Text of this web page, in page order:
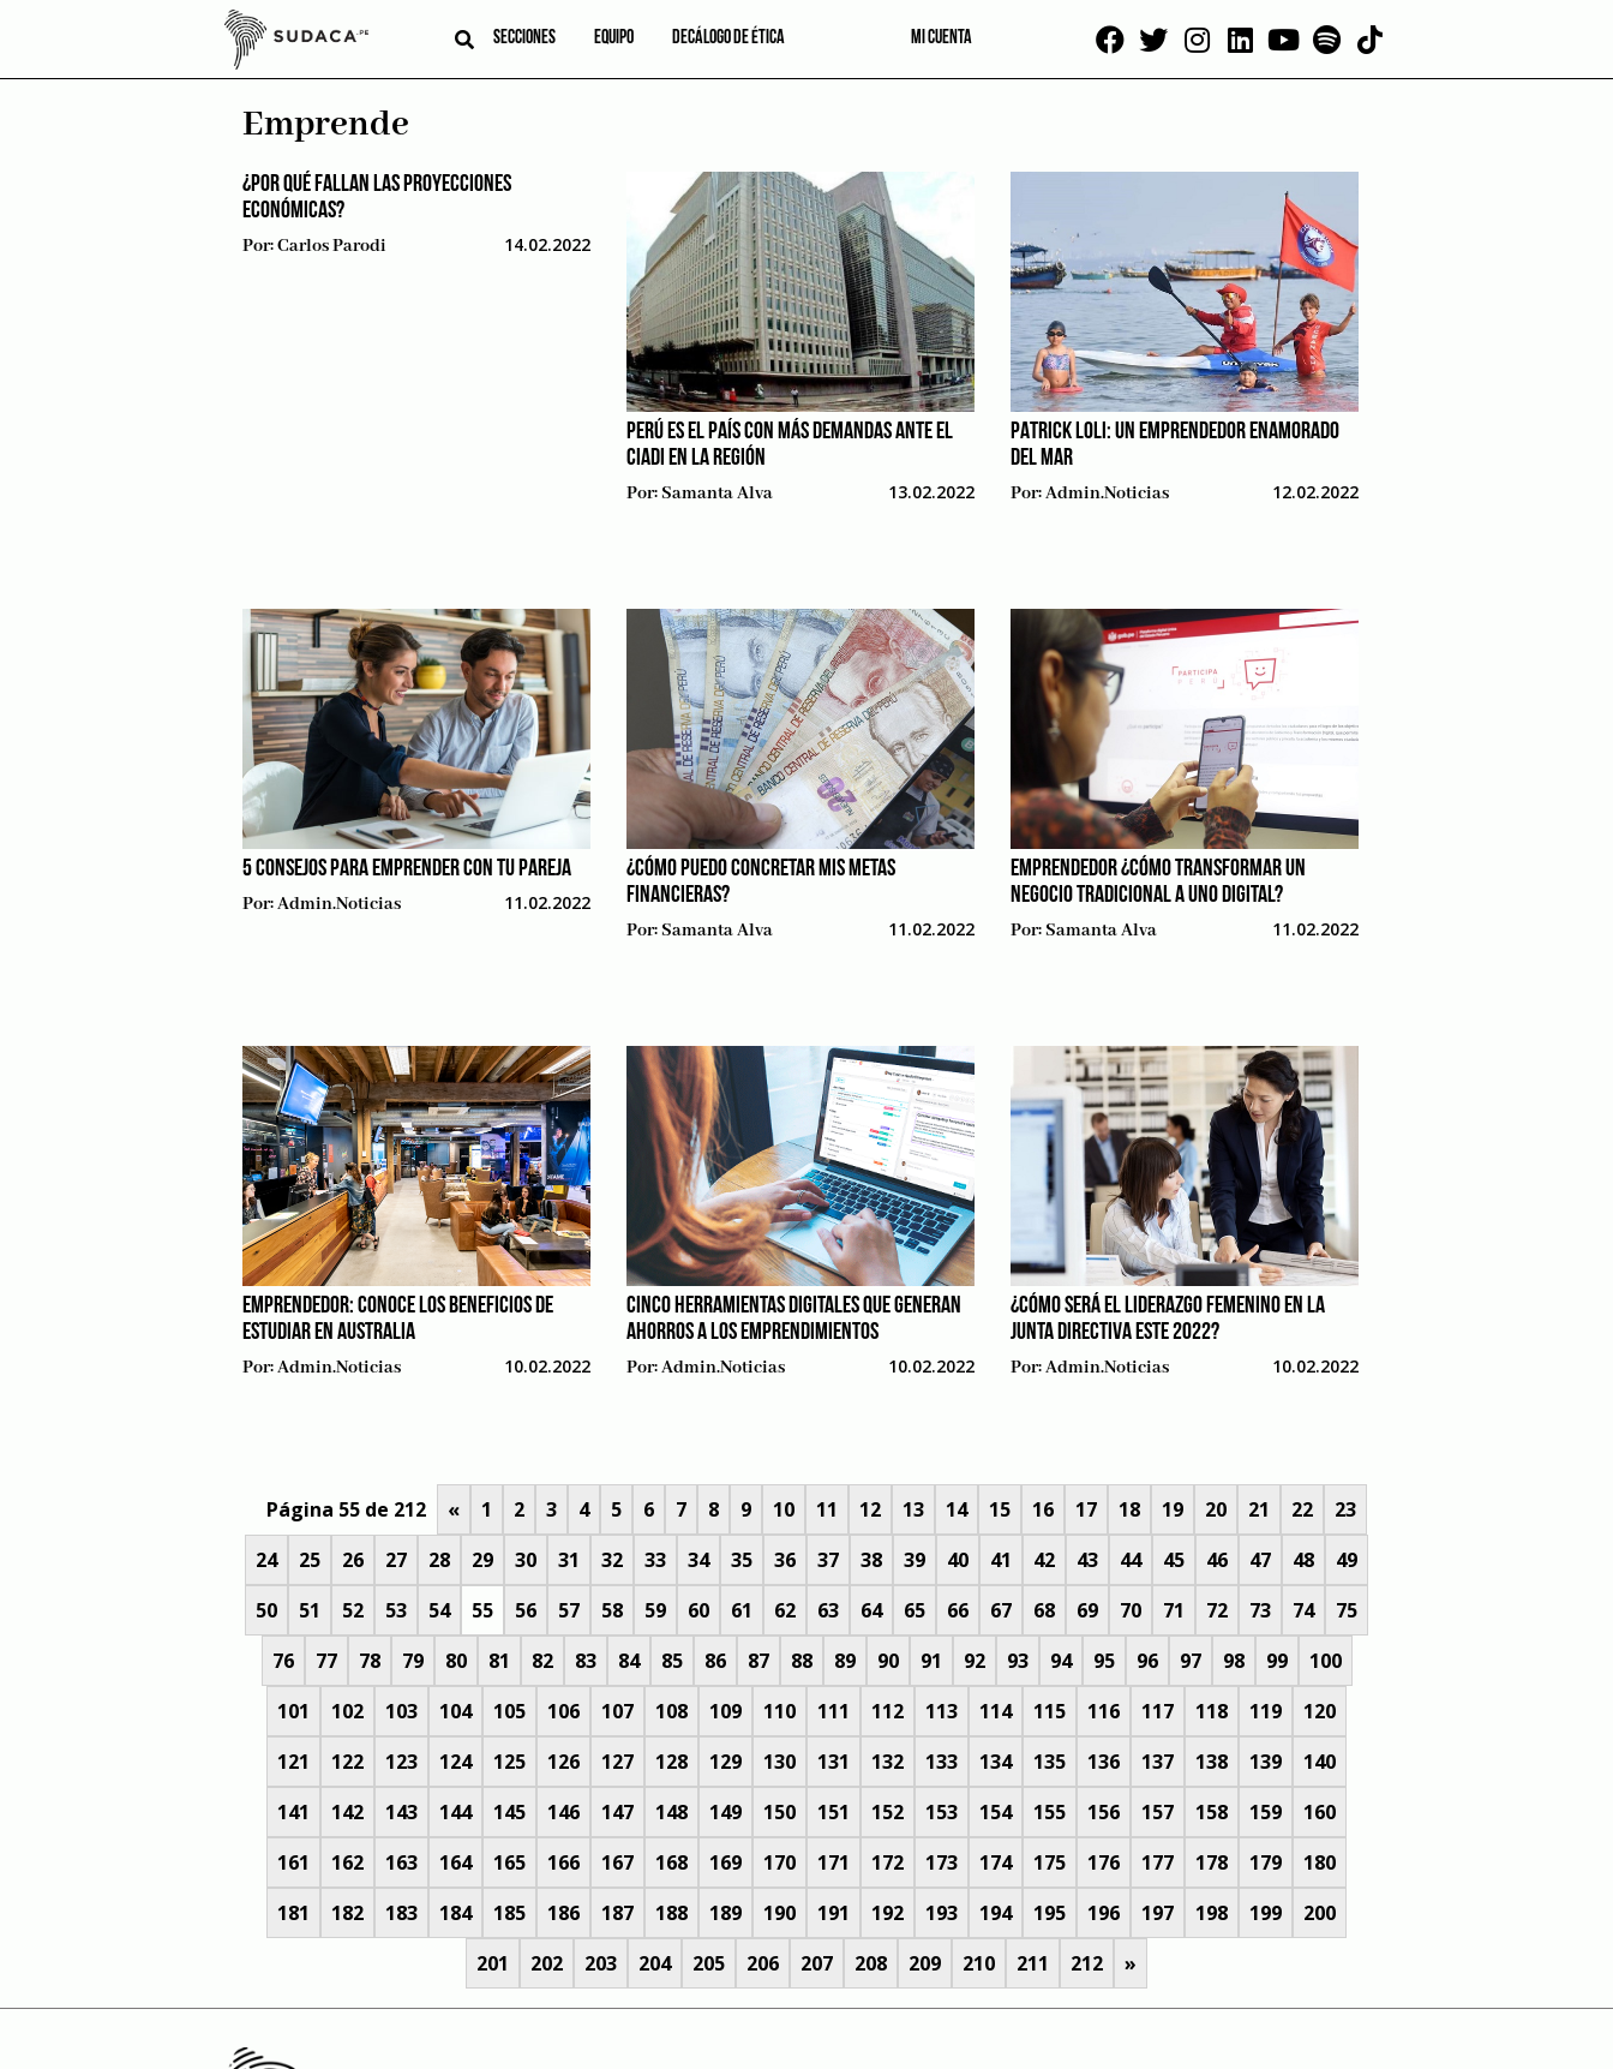
SECCIONES EQUIPO DECÁLOGO DE ÉTICA MI CUENTA
Emprende
¿POR QUÉ FALLAN LAS PROYECCIONES
ECONÓMICAS?
Por:Carlos Parodi 14.02.2022
PERÚ ES EL PAÍS CON MÁS DEMANDAS ANTE EL
CIADI EN LA REGIÓN
Por:Samanta Alva 13.02.2022
PATRICK LOLI: UN EMPRENDEDOR ENAMORADO
DEL MAR
Por:Admin.noticias 12.02.2022
5 CONSEJOS PARA EMPRENDER CON TU PAREJA
Por:Admin.noticias 11.02.2022
¿CÓMO PUEDO CONCRETAR MIS METAS
FINANCIERAS?
Por:Samanta Alva 11.02.2022
EMPRENDEDOR ¿CÓMO TRANSFORMAR UN
NEGOCIO TRADICIONAL A UNO DIGITAL?
Por:Samanta Alva 11.02.2022
EMPRENDEDOR: CONOCE LOS BENEFICIOS DE
ESTUDIAR EN AUSTRALIA
Por:Admin.noticias 10.02.2022
CINCO HERRAMIENTAS DIGITALES QUE GENERAN
AHORROS A LOS EMPRENDIMIENTOS
Por:Admin.noticias 10.02.2022
¿CÓMO SERÁ EL LIDERAZGO FEMENINO EN LA
JUNTA DIRECTIVA ESTE 2022?
Por:Admin.noticias 10.02.2022
Página 55 de 212 « 1 2 3 4 5 6 7 8 9 10 11 12 13 14 15 16 17 18 19 20 21 22
23
24
25 26 27 28 29 30 31 32 33 34 35 36 37 38 39 40 41 42 43 44 45 46 47 48
49
50
51 52 53 54 55 56 57 58 59 60 61 62 63 64 65 66 67 68 69 70 71 72 73 74
75
76
77 78 79 80 81 82 83 84 85 86 87 88 89 90 91 92 93 94 95 96 97 98 99
100
101
102 103 104 105 106 107 108 109 110 111 112 113 114 115 116 117 118 119
120
121
122 123 124 125 126 127 128 129 130 131 132 133 134 135 136 137 138 139
140
141
142 143 144 145 146 147 148 149 150 151 152 153 154 155 156 157 158 159
160
161
162 163 164 165 166 167 168 169 170 171 172 173 174 175 176 177 178 179
180
181
182 183 184 185 186 187 188 189 190 191 192 193 194 195 196 197 198 199
200
201
202 203 204 205 206 207 208 209 210 211 212 »